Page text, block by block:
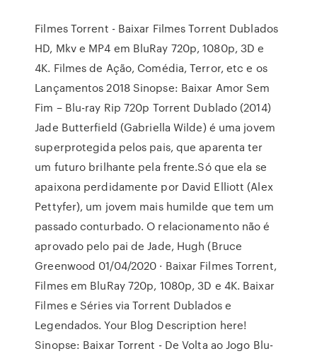
Filmes Torrent - Baixar Filmes Torrent Dublados
HD, Mkv e MP4 em BluRay 720p, 1080p, 3D e
4K. Filmes de Ação, Comédia, Terror, etc e os
Lançamentos 2018 Sinopse: Baixar Amor Sem
Fim – Blu-ray Rip 720p Torrent Dublado (2014)
Jade Butterfield (Gabriella Wilde) é uma jovem
superprotegida pelos pais, que aparenta ter
um futuro brilhante pela frente.Só que ela se
apaixona perdidamente por David Elliott (Alex
Pettyfer), um jovem mais humilde que tem um
passado conturbado. O relacionamento não é
aprovado pelo pai de Jade, Hugh (Bruce
Greenwood 01/04/2020 · Baixar Filmes Torrent,
Filmes em BluRay 720p, 1080p, 3D e 4K. Baixar
Filmes e Séries via Torrent Dublados e
Legendados. Your Blog Description here!
Sinopse: Baixar Torrent - De Volta ao Jogo Blu-